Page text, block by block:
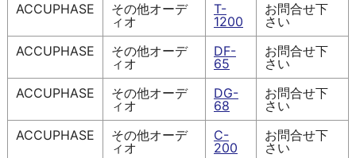
ACCUPHASE
その他オーデ
ィオ
T-
1200
お問合せ下
さい
ACCUPHASE
その他オーデ
ィオ
DF-
65
お問合せ下
さい
ACCUPHASE
その他オーデ
ィオ
DG-
68
お問合せ下
さい
ACCUPHASE
その他オーデ
ィオ
C-
200
お問合せ下
さい